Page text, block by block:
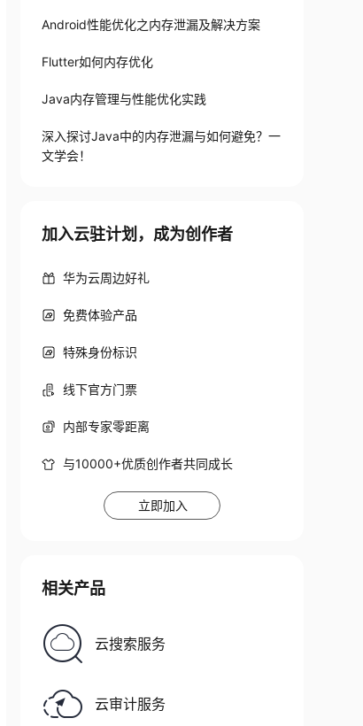
Android性能优化之内存泄漏及解决方案
Flutter如何内存优化
Java内存管理与性能优化实践
深入探讨Java中的内存泄漏与如何避免？一
文学会！
加入云驻计划，成为创作者
华为云周边好礼
免费体验产品
特殊身份标识
线下官方门票
内部专家零距离
与10000+优质创作者共同成长
立即加入
相关产品
云搜索服务
云审计服务